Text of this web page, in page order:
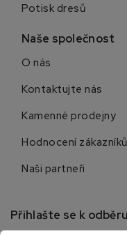
Potisk dresů
Naše společnost
O nás
Kontaktujte nás
Kamenné prodejny
Hodnocení zákazníků
Naši partneři
Přihlašte se k